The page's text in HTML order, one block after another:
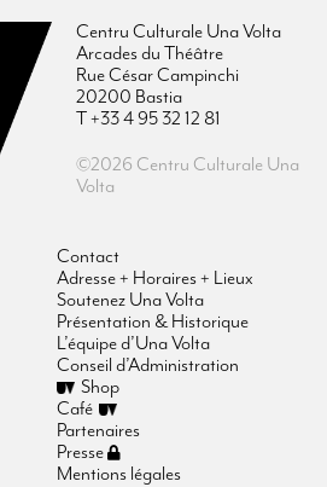
Centru Culturale Una Volta
Arcades du Théâtre
Rue César Campinchi
20200 Bastia
T +33 4 95 32 12 81
©2026 Centru Culturale Una
Volta
Contact
Adresse + Horaires + Lieux
Soutenez Una Volta
Présentation & Historique
L’équipe d’Una Volta
Conseil d’Administration
Shop
Café
Partenaires
Presse
Mentions légales